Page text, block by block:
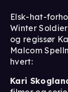
Elsk-hat-
Winter
og regissør
Malcom
hvert:
Kari